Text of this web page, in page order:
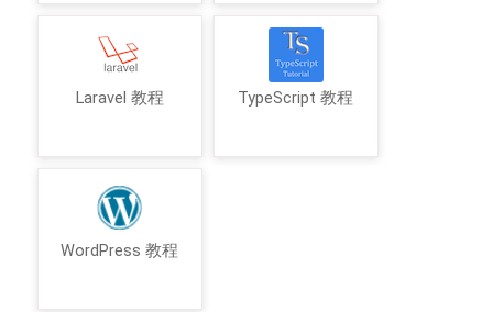
Laravel 教程 TypeScript 教程
WordPress 教程